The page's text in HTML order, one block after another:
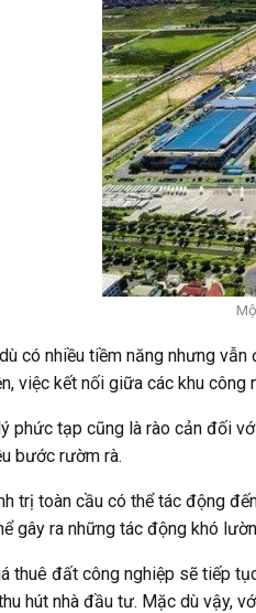
có nhiều tiềm năng nhưng
việc kết nối giữa các khu
phức tạp cũng là rào cản đối
bước rườm rà.
trị toàn cầu có thể tác động
gây ra những tác động khó
thuê đất công nghiệp sẽ tiếp
hút nhà đầu tư. Mặc dù vậy,